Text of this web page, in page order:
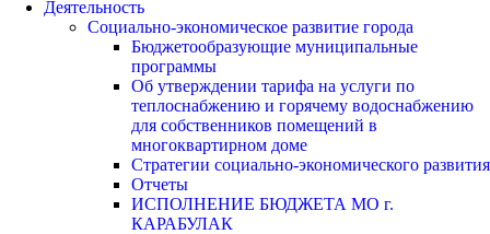
Деятельность
Социально-экономическое развитие города
Бюджетообразующие муниципальные
программы
Об утверждении тарифа на услуги по
теплоснабжению и горячему водоснабжению
для собственников помещений в
многоквартирном доме
Стратегии социально-экономического развития
Отчеты
ИСПОЛНЕНИЕ БЮДЖЕТА МО г.
КАРАБУЛАК